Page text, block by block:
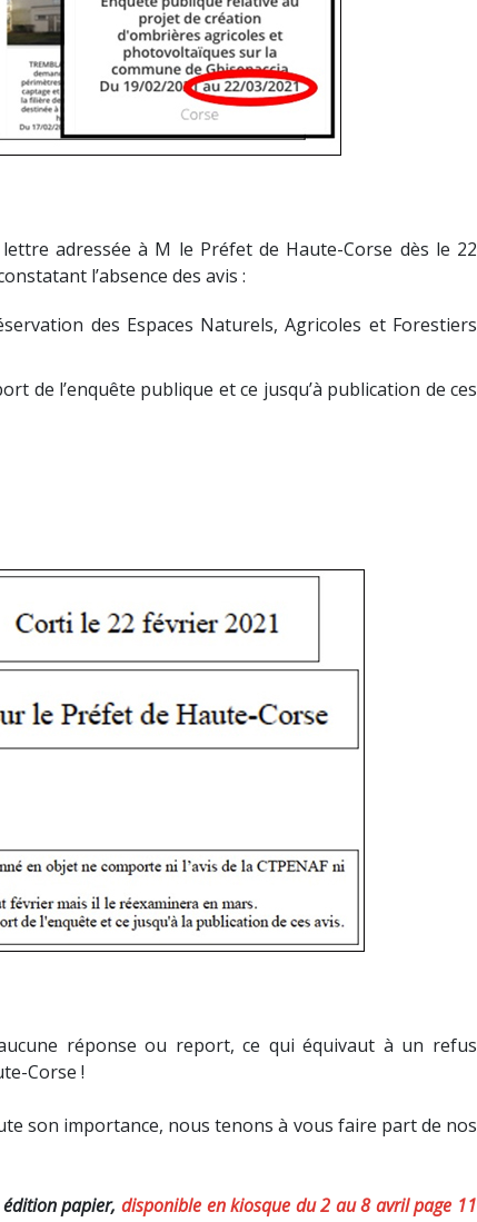
adressée à M le Préfet de Haute-Corse dès le 22
l’absence des avis :
des Espaces Naturels, Agricoles et Forestiers
de l’enquête publique et ce jusqu’à publication de ces
réponse ou report, ce qui équivaut à un refus
Corse !
son importance, nous tenons à vous faire part de nos
papier, disponible en kiosque du 2 au 8 avril page 11